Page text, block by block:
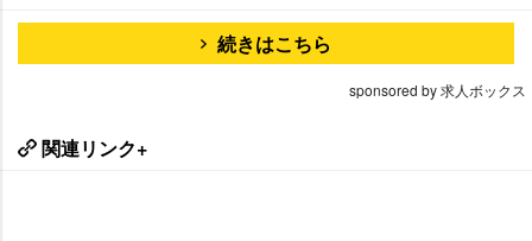
続きはこちら
sponsored by 求人ボックス
関連リンク+